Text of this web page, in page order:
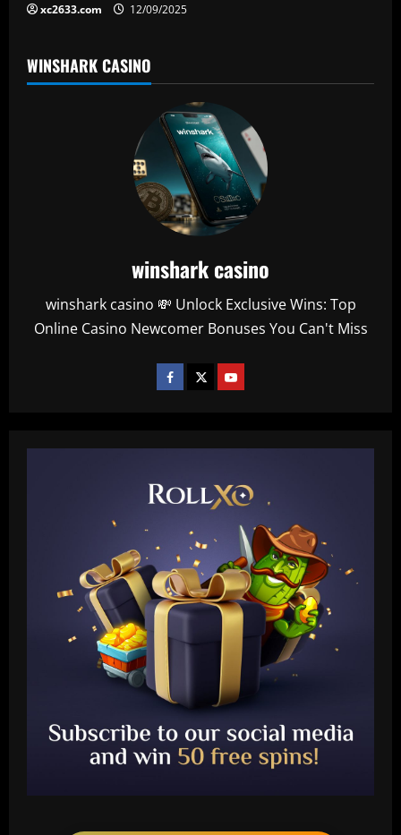
xc2633.com 12/09/2025
WINSHARK CASINO
winshark casino
winshark casino 💸 Unlock Exclusive Wins: Top
Online Casino Newcomer Bonuses You Can't Miss
Baccarat